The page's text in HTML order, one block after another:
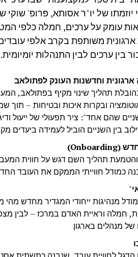
יוזמתו של יו"ר אסותא, פרופ'
עומק על ערכים, חמלה כלפי
ארגונית משותפת בקרב אלפי
בין ערכים לבין התנהלות יומיומית.
וחדשנות העונק לפתולאב
תהליך שינוי מקיף בפתולאב,
ובקרות איכות ובטיחות – תוך
שהם אחד": ציר תפעולי של ייעול
בין השניים הוביל לעמידה ביעדים
(Onboarding)
תהליך השם דגש על חווית
כמודל חווייתי הממקם את העובד
"
מנהיגות ייחודי המגדיר מחדש מהי
חמלה וראיית האדם במרכז – לבין
של מנהלים בארגון